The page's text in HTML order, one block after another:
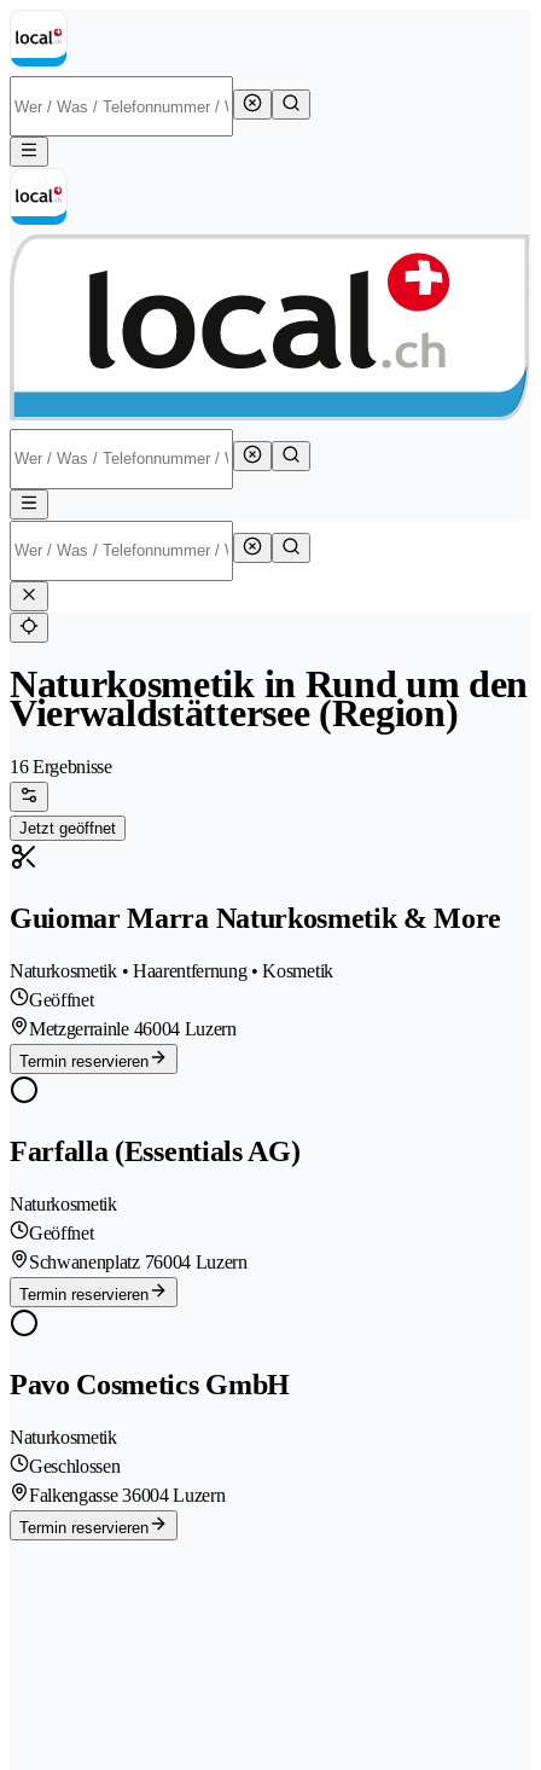
Naturkosmetik in Rund um den
Vierwaldstättersee (Region)
16 Ergebnisse
Jetzt geöffnet
Guiomar Marra Naturkosmetik & More
Naturkosmetik • Haarentfernung • Kosmetik
Geöffnet
Metzgerrainle 46004 Luzern
Termin reservieren
Farfalla (Essentials AG)
Naturkosmetik
Geöffnet
Schwanenplatz 76004 Luzern
Termin reservieren
Pavo Cosmetics GmbH
Naturkosmetik
Geschlossen
Falkengasse 36004 Luzern
Termin reservieren